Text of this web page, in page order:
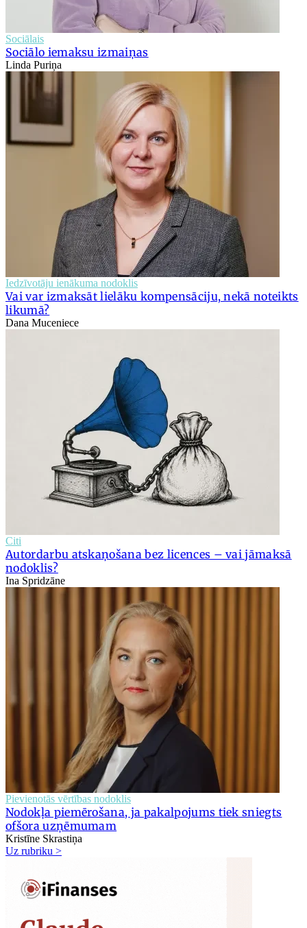
Sociālais
Sociālo iemaksu izmaiņas
Linda Puriņa
Iedzīvotāju ienākuma nodoklis
Vai var izmaksāt lielāku kompensāciju, nekā noteikts
likumā?
Dana Muceniece
Citi
Autordarbu atskaņošana bez licences – vai jāmaksā
nodoklis?
Ina Spridzāne
Pievienotās vērtības nodoklis
Nodokļa piemērošana, ja pakalpojums tiek sniegts
ofšora uzņēmumam
Kristīne Skrastiņa
Uz rubriku >